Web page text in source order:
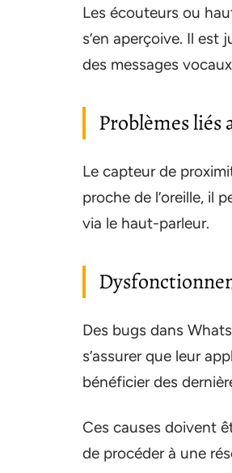
Les écouteurs ou
s’en aperçoive. Il
des messages
Problèmes
Le capteur de
proche de l’oreille, il
via le haut-parleur.
Des bugs dans
s’assurer que leur
bénéficier des
Ces causes doivent
de procéder à une